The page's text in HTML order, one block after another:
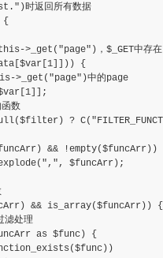
时返回所有数据
>_get("page")，$_GET中存
{
>_get("page")中的page
数
?
&& !empty($funcArr))
$funcArr);
&& is_array($funcArr)) {
滤处理
as $func) {